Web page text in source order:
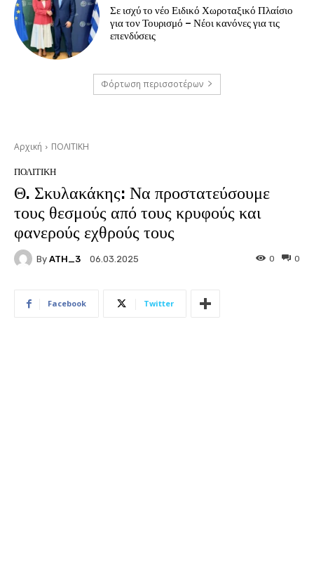
Σε ισχύ το νέο Ειδικό Χωροταξικό Πλαίσιο
για τον Τουρισμό – Νέοι κανόνες για τις
επενδύσεις
Φόρτωση περισσοτέρων